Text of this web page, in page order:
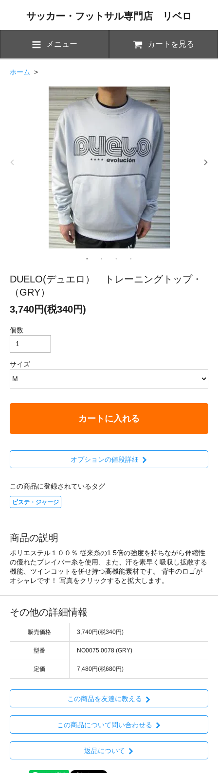
サッカー・フットサル専門店 リベロ
メニュー カートを見る
ホーム >
DUELO(デュエロ） トレーニングトップ・
（GRY）
3,740円(税340円)
個数
サイズ
カートに入れる
オプションの値段詳細
この商品に登録されているタグ
ピステ・ジャージ
商品の説明
ポリエステル１００％ 従来糸の1.5倍の強度を持ちながら伸縮性
の優れたプレイバー糸を使用、また、汗を素早く吸収し拡散する
機能、ツインコットを併せ持つ高機能素材です。 背中のロゴが
オシャレです！ 写真をクリックすると拡大します。
その他の詳細情報
販売価格 3,740円(税340円)
型番 NO0075 0078 (GRY)
定価 7,480円(税680円)
この商品を友達に教える
この商品について問い合わせる
返品について